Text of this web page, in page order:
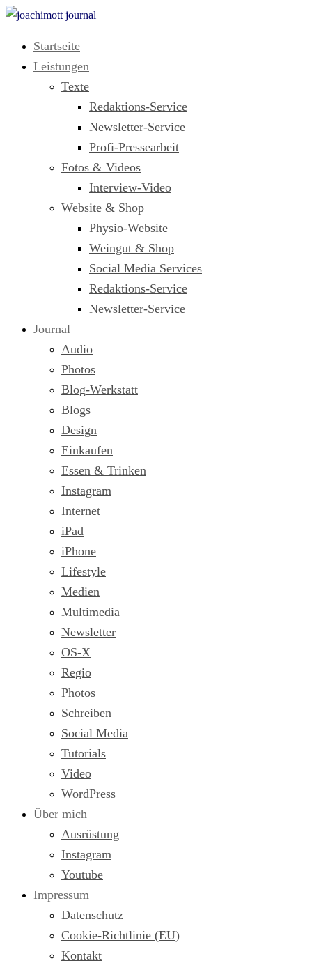
Startseite
Leistungen
Texte
Redaktions-Service
Newsletter-Service
Profi-Pressearbeit
Fotos & Videos
Interview-Video
Website & Shop
Physio-Website
Weingut & Shop
Social Media Services
Redaktions-Service
Newsletter-Service
Journal
Audio
Photos
Blog-Werkstatt
Blogs
Design
Einkaufen
Essen & Trinken
Instagram
Internet
iPad
iPhone
Lifestyle
Medien
Multimedia
Newsletter
OS-X
Regio
Photos
Schreiben
Social Media
Tutorials
Video
WordPress
Über mich
Ausrüstung
Instagram
Youtube
Impressum
Datenschutz
Cookie-Richtlinie (EU)
Kontakt